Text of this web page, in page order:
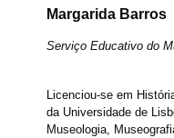
Margarida Barros
Serviço Educativo do
Licenciou-se em
da Universidade de
Museologia,